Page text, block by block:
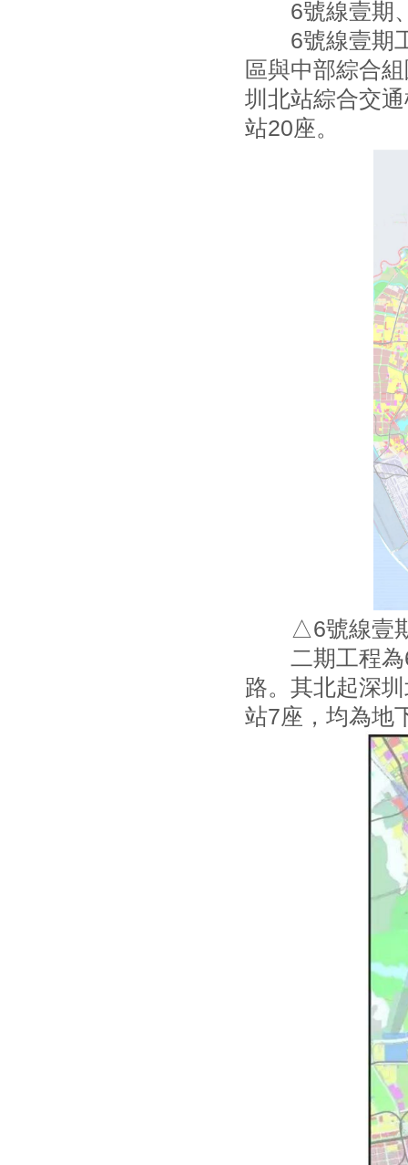
6號線壹期、
6號線壹期工
區與中部綜合
圳北站綜合交
站20座。
△6號線壹
二期工程為6
路。其北起深
站7座，均為地